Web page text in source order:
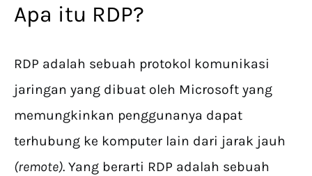
Apa itu RDP?
RDP adalah sebuah protokol komunikasi
jaringan yang dibuat oleh Microsoft yang
memungkinkan penggunanya dapat
terhubung ke komputer lain dari jarak jauh
(remote). Yang berarti RDP adalah sebuah